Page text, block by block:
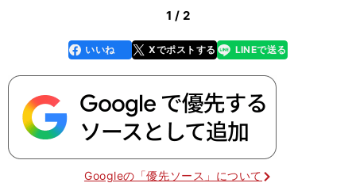
1 / 2
faceboo
k
いいね Xでポストする
line LINEで送る
Googleの「優先ソース」について